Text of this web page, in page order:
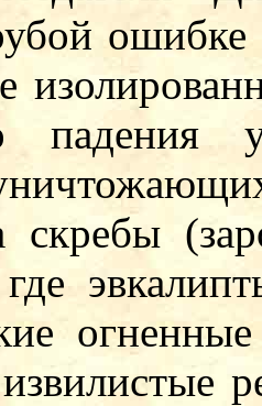
ошибке
скребы